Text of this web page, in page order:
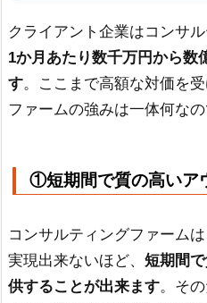
クライアント企業はコンサ
1か月あたり数千万円から数
す。ここまで高額な対価を
ファームの強みは一体何なの
①短期間で質の高いア
コンサルティングファーム
実現出来ないほど、 短期間
供することが出来ます。そ